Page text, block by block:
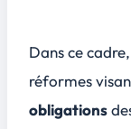
Dans ce
réformes
obligations